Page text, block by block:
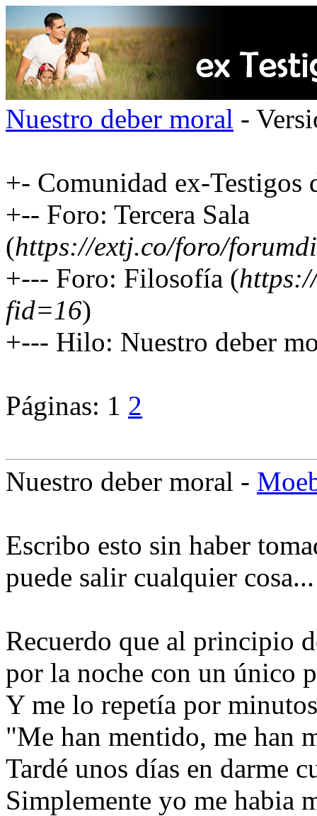
Nuestro deber moral -
+- Comunidad ex-Testigos
+-- Foro: Tercera Sala
(https://extj.co/foro/
+--- Foro: Filosofía (
fid=16)
+--- Hilo: Nuestro deber
Páginas: 1 2
Nuestro deber moral -
Escribo esto sin haber
puede salir cualquier
Recuerdo que al principio
por la noche con un único
Y me lo repetía por
"Me han mentido, me han
Tardé unos días en darme
Simplemente yo me habia